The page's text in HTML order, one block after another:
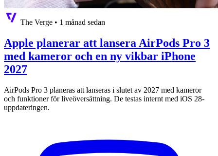
The Verge • 1 månad sedan
Apple planerar att lansera AirPods Pro 3
med kameror och en ny vikbar iPhone
2027
AirPods Pro 3 planeras att lanseras i slutet av 2027 med kameror
och funktioner för liveöversättning. De testas internt med iOS 28-
uppdateringen.